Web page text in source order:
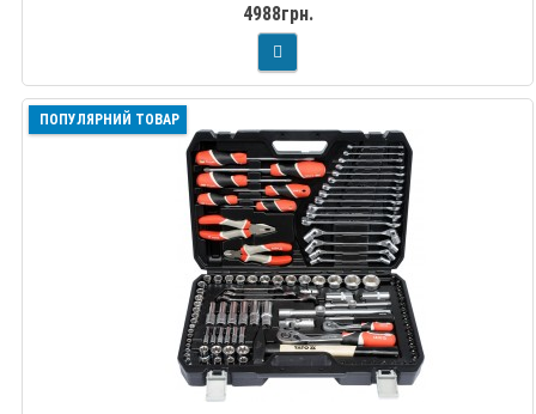
4988грн.
ПОПУЛЯРНИЙ ТОВАР